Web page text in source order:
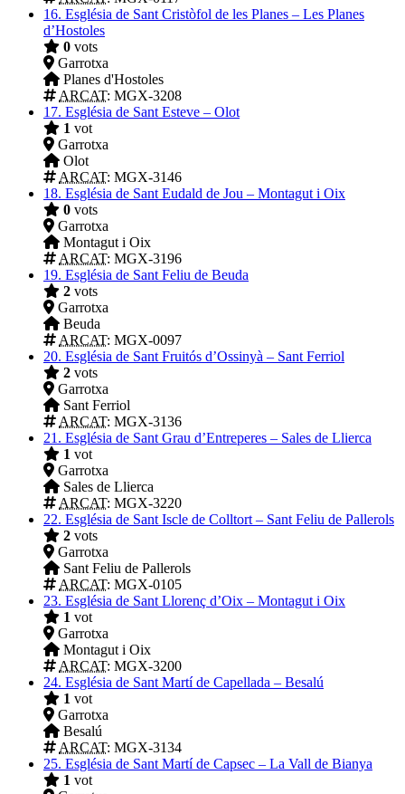
16. Església de Sant Cristòfol de les Planes – Les Planes
d’Hostoles
0 vots
Garrotxa
Planes d'Hostoles
ARCAT: MGX-3208
17. Església de Sant Esteve – Olot
1 vot
Garrotxa
Olot
ARCAT: MGX-3146
18. Església de Sant Eudald de Jou – Montagut i Oix
0 vots
Garrotxa
Montagut i Oix
ARCAT: MGX-3196
19. Església de Sant Feliu de Beuda
2 vots
Garrotxa
Beuda
ARCAT: MGX-0097
20. Església de Sant Fruitós d’Ossinyà – Sant Ferriol
2 vots
Garrotxa
Sant Ferriol
ARCAT: MGX-3136
21. Església de Sant Grau d’Entreperes – Sales de Llierca
1 vot
Garrotxa
Sales de Llierca
ARCAT: MGX-3220
22. Església de Sant Iscle de Colltort – Sant Feliu de Pallerols
2 vots
Garrotxa
Sant Feliu de Pallerols
ARCAT: MGX-0105
23. Església de Sant Llorenç d’Oix – Montagut i Oix
1 vot
Garrotxa
Montagut i Oix
ARCAT: MGX-3200
24. Església de Sant Martí de Capellada – Besalú
1 vot
Garrotxa
Besalú
ARCAT: MGX-3134
25. Església de Sant Martí de Capsec – La Vall de Bianya
1 vot